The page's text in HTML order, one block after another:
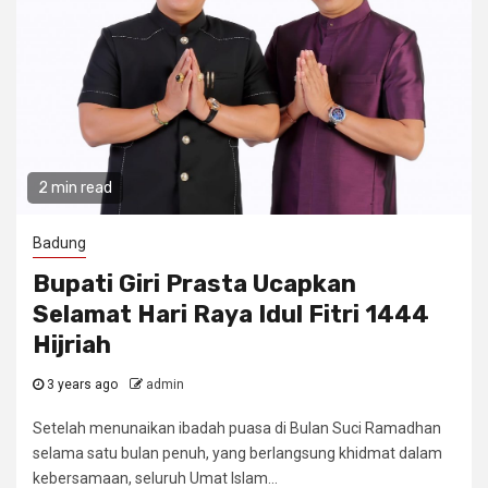
2 min read
Badung
Bupati Giri Prasta Ucapkan
Selamat Hari Raya Idul Fitri 1444
Hijriah
3 years ago admin
Setelah menunaikan ibadah puasa di Bulan Suci Ramadhan
selama satu bulan penuh, yang berlangsung khidmat dalam
kebersamaan, seluruh Umat Islam...